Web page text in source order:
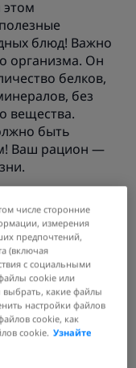
этом
блюд! Важно
организма. Он
белков,
без
вещества.
быть
Ваш рацион —
после
за недостатка
метаболизм.
нутриенты
навсегда
числе сторонние
измерения
предпочтений,
(включая
с социальными
cookie или
выбрать, какие файлы
настройки файлов
cookie, как
cookie. Узнайте